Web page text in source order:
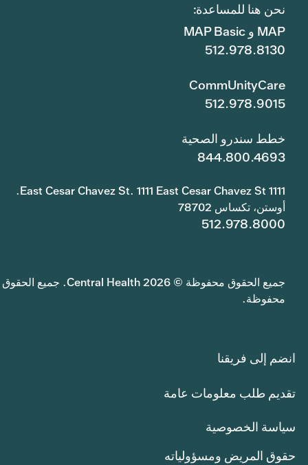
نحن هنا للمساعدة:
MAP و MAP Basic
512.978.8130
CommUnityCare
512.978.9015
خطط سندرو الصحية
844.800.4693
1111 East Cesar Chavez St. 1111 East Cesar Chavez St.
أوستن، تكساس 78702
512.978.8000
جميع الحقوق محفوظة © 2026 Central Health. جميع الحقوق
محفوظة.
انضم إلى فريقنا
تقديم طلب معلومات عامة
سياسة الخصوصية
حقوق المريض ومسؤولياته